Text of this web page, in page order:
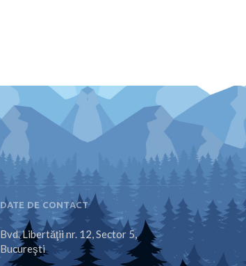
DATE DE CONTACT
Bvd. Libertăţii nr. 12, Sector 5,
Bucureşti